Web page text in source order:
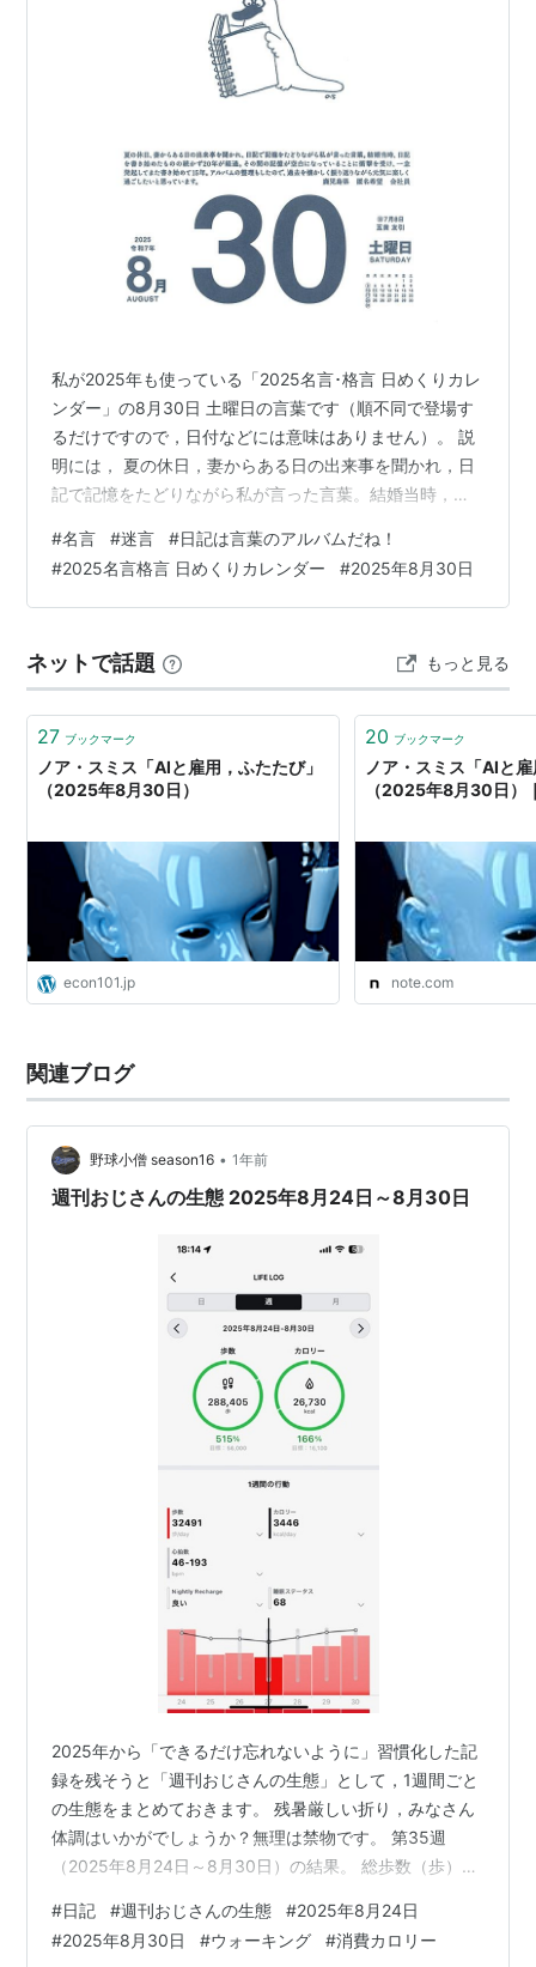
私が2025年も使っている「2025名言･格言 日めくりカレ
ンダー」の8月30日 土曜日の言葉です（順不同で登場す
るだけですので，日付などには意味はありません）。 説
明には， 夏の休日，妻からある日の出来事を聞かれ，日
記で記憶をたどりながら私が言った言葉。結婚当時，日
が空白になっていることに衝撃を受け，一念発起してま
た書き始めて15年。アルバムの整理もしたので，過去を
懐かしく振り返りながら元気に楽しく過ぎしたいと思っ
データを「はてなブログ」へと引っ越したあと，過去の
記事から少しずつリンク…
#名言 #迷言 #日記は言葉のアルバムだね！
#2025名言格言 日めくりカレンダー #2025年8月30日
ネットで話題 もっと見る
27 ブックマーク
ノア・スミス「AIと雇用，ふたたび」
（2025年8月30日）
econ101.jp
20 ブックマーク
ノア・スミス「AIと
（2025年8月30日）
note.com
関連ブログ
野球小僧 season16 • 1年前
週刊おじさんの生態 2025年8月24日～8月30日
2025年から「できるだけ忘れないように」習慣化した記
録を残そうと「週刊おじさんの生態」として，1週間ごと
の生態をまとめておきます。 残暑厳しい折り，みなさん
体調はいかがでしょうか？無理は禁物です。 第35週
（2025年8月24日～8月30日）の結果。 総歩数（歩）：
（歩）：56,594総消費カロリー（kcal）：26,7301日の
平均消費カロリー（kcal）：3,8191日の最高消費カロリ
#日記 #週刊おじさんの生態 #2025年8月24日
#2025年8月30日 #ウォーキング #消費カロリー